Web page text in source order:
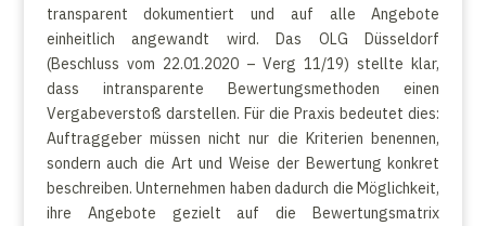
transparent dokumentiert und auf alle Angebote
einheitlich angewandt wird. Das OLG Düsseldorf
(Beschluss vom 22.01.2020 – Verg 11/19) stellte klar,
dass intransparente Bewertungsmethoden einen
Vergabeverstoß darstellen. Für die Praxis bedeutet dies:
Auftraggeber müssen nicht nur die Kriterien benennen,
sondern auch die Art und Weise der Bewertung konkret
beschreiben. Unternehmen haben dadurch die Möglichkeit,
ihre Angebote gezielt auf die Bewertungsmatrix